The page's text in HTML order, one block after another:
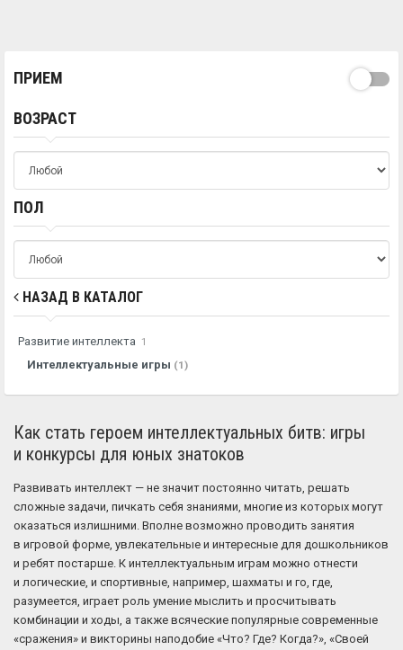
ПРИЕМ
ВОЗРАСТ
ПОЛ
НАЗАД В КАТАЛОГ
Развитие интеллекта 1
Интеллектуальные игры (1)
Как стать героем интеллектуальных битв: игры
и конкурсы для юных знатоков
Развивать интеллект — не значит постоянно читать, решать
сложные задачи, пичкать себя знаниями, многие из которых могут
оказаться излишними. Вполне возможно проводить занятия
в игровой форме, увлекательные и интересные для дошкольников
и ребят постарше. К интеллектуальным играм можно отнести
и логические, и спортивные, например, шахматы и го, где,
разумеется, играет роль умение мыслить и просчитывать
комбинации и ходы, а также всяческие популярные современные
«сражения» и викторины наподобие «Что? Где? Когда?», «Своей